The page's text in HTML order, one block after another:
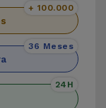
+ 100.000
36 Meses
24H